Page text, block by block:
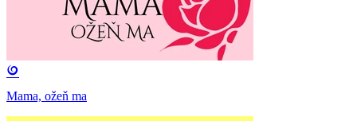
Mama, ožeň ma